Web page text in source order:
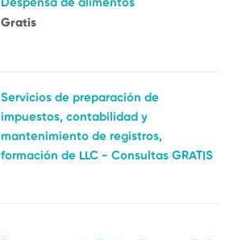
Despensa de alimentos
Gratis
Servicios de preparación de
impuestos, contabilidad y
mantenimiento de registros,
formación de LLC - Consultas GRATIS